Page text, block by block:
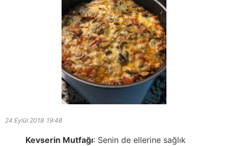
24 Eylül 2018 19:48
Kevserin Mutfağı: Senin de ellerine sağlık